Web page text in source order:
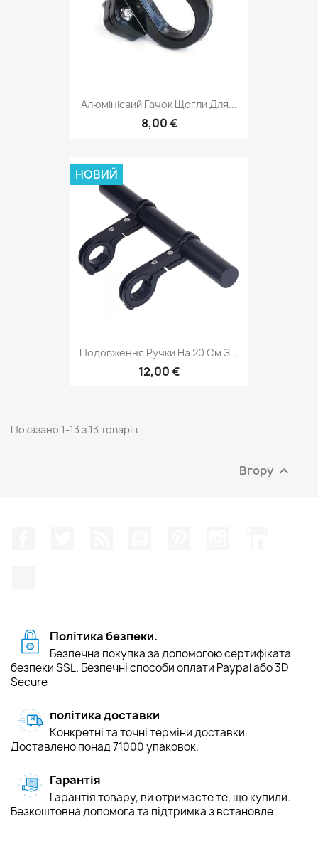
Алюмінієвий Гачок Щогли Для...
8,00 €
Подовження Ручки На 20 См З...
12,00 €
НОВИЙ
Показано 1-13 з 13 товарів
Вгору 
Політика безпеки.
Безпечна покупка за допомогою сертифіката
безпеки SSL. Безпечні способи оплати Paypal або 3D
Secure
політика доставки
Конкретні та точні терміни доставки.
Доставлено понад 71000 упаковок.
Гарантія
Гарантія товару, ви отримаєте те, що купили.
Безкоштовна допомога та підтримка з встановле